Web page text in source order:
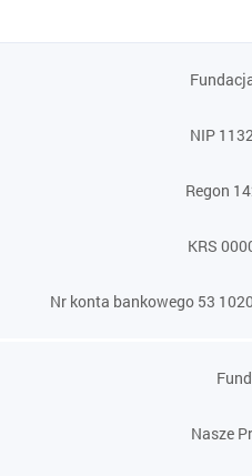
NIP
Regon
KRS
Nr konta bankowego 53
Nasze